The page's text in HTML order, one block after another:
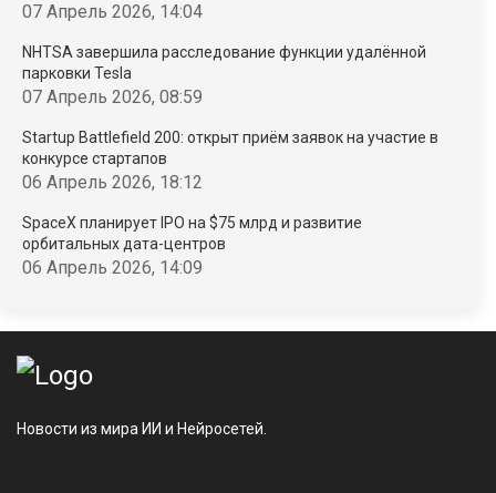
07 Апрель 2026, 14:04
NHTSA завершила расследование функции удалённой
парковки Tesla
07 Апрель 2026, 08:59
Startup Battlefield 200: открыт приём заявок на участие в
конкурсе стартапов
06 Апрель 2026, 18:12
SpaceX планирует IPO на $75 млрд и развитие
орбитальных дата-центров
06 Апрель 2026, 14:09
Новости из мира ИИ и Нейросетей.